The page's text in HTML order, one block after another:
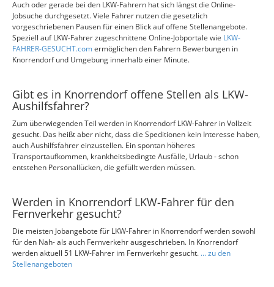
Auch oder gerade bei den LKW-Fahrern hat sich längst die Online-
Jobsuche durchgesetzt. Viele Fahrer nutzen die gesetzlich
vorgeschriebenen Pausen für einen Blick auf offene Stellenangebote.
Speziell auf LKW-Fahrer zugeschnittene Online-Jobportale wie LKW-
FAHRER-GESUCHT.comermöglichen den Fahrern Bewerbungen in
Knorrendorf und Umgebung innerhalb einer Minute.
Gibt es in Knorrendorf offene Stellen als LKW-
Aushilfsfahrer?
Zum überwiegenden Teil werden in Knorrendorf LKW-Fahrer in Vollzeit
gesucht. Das heißt aber nicht, dass die Speditionen kein Interesse haben,
auch Aushilfsfahrer einzustellen. Ein spontan höheres
Transportaufkommen, krankheitsbedingte Ausfälle, Urlaub - schon
entstehen Personallücken, die gefüllt werden müssen.
Werden in Knorrendorf LKW-Fahrer für den
Fernverkehr gesucht?
Die meisten Jobangebote für LKW-Fahrer in Knorrendorf werden sowohl
für den Nah- als auch Fernverkehr ausgeschrieben. In Knorrendorf
werden aktuell 51 LKW-Fahrer im Fernverkehr gesucht. ... zu den
Stellenangeboten